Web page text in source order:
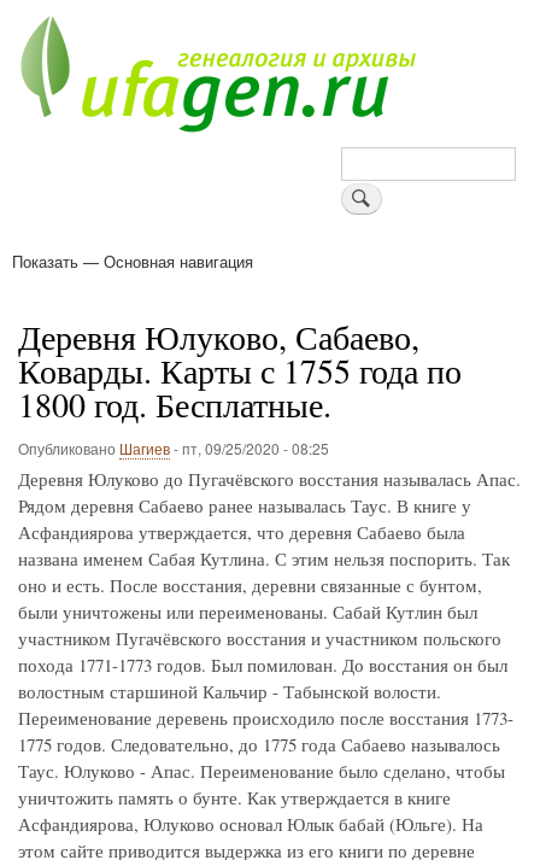
основному
содержанию
Поиск
Основная
Показать — Основная навигация
Деревня Юлуково, Сабаево,
Коварды. Карты с 1755 года по
1800 год. Бесплатные.
Опубликовано Шагиев-пт, 09/25/2020 - 08:25
Деревня Юлуково до Пугачёвского восстания называлась Апас.
Рядом деревня Сабаево ранее называлась Таус. В книге у
Асфандиярова утверждается, что деревня Сабаево была
названа именем Сабая Кутлина. С этим нельзя поспорить. Так
оно и есть. После восстания, деревни связанные с бунтом,
были уничтожены или переименованы. Сабай Кутлин был
участником Пугачёвского восстания и участником польского
похода 1771-1773 годов. Был помилован. До восстания он был
волостным старшиной Кальчир - Табынской волости.
Переименование деревень происходило после восстания 1773-
1775 годов. Следовательно, до 1775 года Сабаево называлось
Таус. Юлуково - Апас. Переименование было сделано, чтобы
уничтожить память о бунте. Как утверждается в книге
Асфандиярова, Юлуково основал Юлык бабай (Юльге). На
этом сайте приводится выдержка из его книги по деревне